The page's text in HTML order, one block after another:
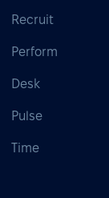
Recruit
Perform
Desk
Pulse
Time